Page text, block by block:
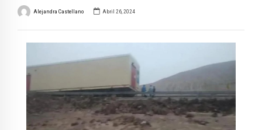
Alejandra Castellano Abril 26, 2024